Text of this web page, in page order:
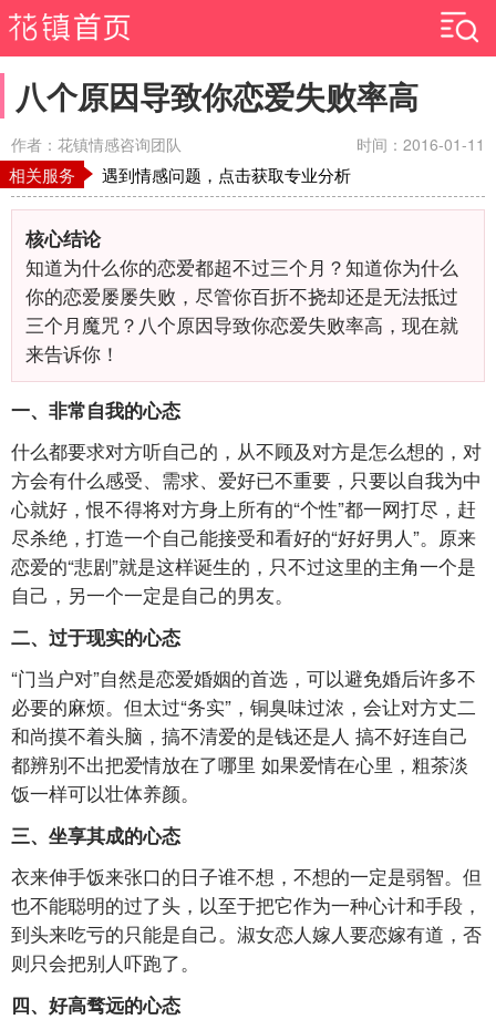
八个原因导致你恋爱失败率高
作者：花镇情感咨询团队 时间：2016-01-11
相关服务 遇到情感问题，点击获取专业分析
核心结论
知道为什么你的恋爱都超不过三个月？知道你为什么
你的恋爱屡屡失败，尽管你百折不挠却还是无法抵过
三个月魔咒？八个原因导致你恋爱失败率高，现在就
来告诉你！
一、非常自我的心态
什么都要求对方听自己的，从不顾及对方是怎么想的，对
方会有什么感受、需求、爱好已不重要，只要以自我为中
心就好，恨不得将对方身上所有的“个性”都一网打尽，赶
尽杀绝，打造一个自己能接受和看好的“好好男人”。原来
恋爱的“悲剧”就是这样诞生的，只不过这里的主角一个是
自己，另一个一定是自己的男友。
二、过于现实的心态
“门当户对”自然是恋爱婚姻的首选，可以避免婚后许多不
必要的麻烦。但太过“务实”，铜臭味过浓，会让对方丈二
和尚摸不着头脑，搞不清爱的是钱还是人 搞不好连自己
都辨别不出把爱情放在了哪里 如果爱情在心里，粗茶淡
饭一样可以壮体养颜。
三、坐享其成的心态
衣来伸手饭来张口的日子谁不想，不想的一定是弱智。但
也不能聪明的过了头，以至于把它作为一种心计和手段，
到头来吃亏的只能是自己。淑女恋人嫁人要恋嫁有道，否
则只会把别人吓跑了。
四、好高骛远的心态